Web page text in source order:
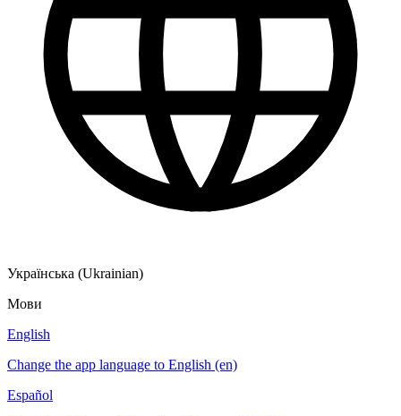
Українська (Ukrainian)
Мови
English
Change the app language to English (en)
Español